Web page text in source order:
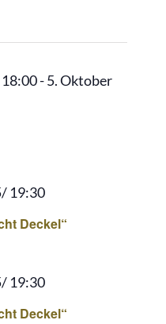
-5. Oktober
Deckel“
19:30
Deckel“
19:30